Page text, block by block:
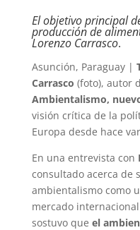
El objetivo principal
producción de
Lorenzo Carrasco.
Asunción, Paraguay |
Carrasco (foto), autor
Ambientalismo,
visión crítica de la
Europa desde hace
En una entrevista con
consultado acerca de
ambientalismo como
mercado
sostuvo que el